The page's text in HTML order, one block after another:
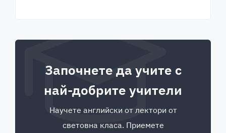
Започнете да учите с
най-добрите учители
Научете английски от лектори от
световна класа. Приемете